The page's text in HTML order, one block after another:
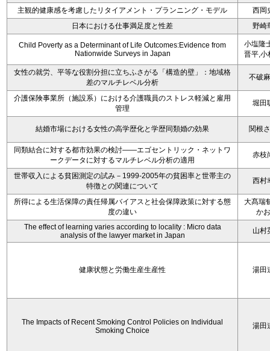
主観的健康感を考慮したリタイアメント・プランニング・モデル
西岡
日本における仕事満足度と性差
野崎
Child Poverty as a Determinant of Life Outcomes:Evidence from
Nationwide Surveys in Japan
小塩隆
晋平,小
女性の就労、平等な役割分担に立ちふさがる「構造的壁」：地域格
差のマルチレベル分析
不破
介護保険事業所（施設系）における介護職員のストレス軽減と雇用
管理
堀田
結婚市場における女性の高学歴化と学歴同類婚の効果 関根
同類結合に対する都市効果の検討――エゴセントリック・ネットワ
ークデータに対するマルチレベル分析の適用
赤枝
世帯収入による貧困測定の試み－1999-2005年の貧困率と世帯主の
特徴との関連について
西村
所得による生活保障の責任帰属バイアスと社会保障政策に対する態
度の違い
大髙瑞
か
The effect of learning varies according to locality : Micro data
analysis of the lawyer market in Japan
山村
健康状態と労働生産生産性 湯田
The Impacts of Recent Smoking Control Policies on Individual
Smoking Choice
湯田